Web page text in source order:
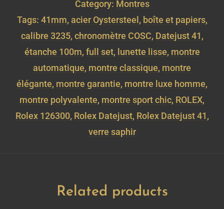
Category: Montres
Tags: 41mm, acier Oystersteel, boîte et papiers,
calibre 3235, chronomètre COSC, Datejust 41,
étanche 100m, full set, lunette lisse, montre
automatique, montre classique, montre
élégante, montre garantie, montre luxe homme,
montre polyvalente, montre sport chic, ROLEX,
Rolex 126300, Rolex Datejust, Rolex Datejust 41,
verre saphir
Related products